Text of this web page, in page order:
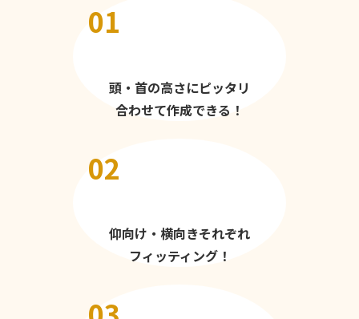
01
頭・首の高さにピッタリ
合わせて作成できる！
02
仰向け・横向きそれぞれ
フィッティング！